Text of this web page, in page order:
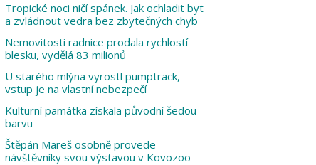
Tropické noci ničí spánek. Jak ochladit byt
a zvládnout vedra bez zbytečných chyb
Nemovitosti radnice prodala rychlostí
blesku, vydělá 83 milionů
U starého mlýna vyrostl pumptrack,
vstup je na vlastní nebezpečí
Kulturní památka získala původní šedou
barvu
Štěpán Mareš osobně provede
návštěvníky svou výstavou v Kovozoo